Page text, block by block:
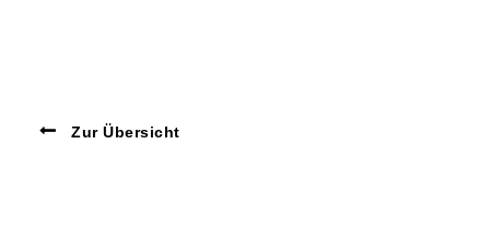
Zur Übersicht